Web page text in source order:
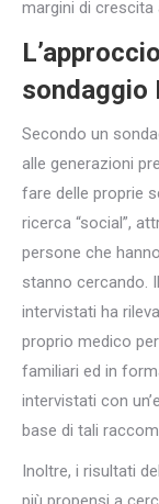
margini di crescita
sondaggio
Secondo un
alle generazioni
fare delle proprie
ricerca “social”,
persone che
stanno cercando.
intervistati ha
proprio medico
familiari ed in
intervistati con
base di tali
Inoltre, i risultati